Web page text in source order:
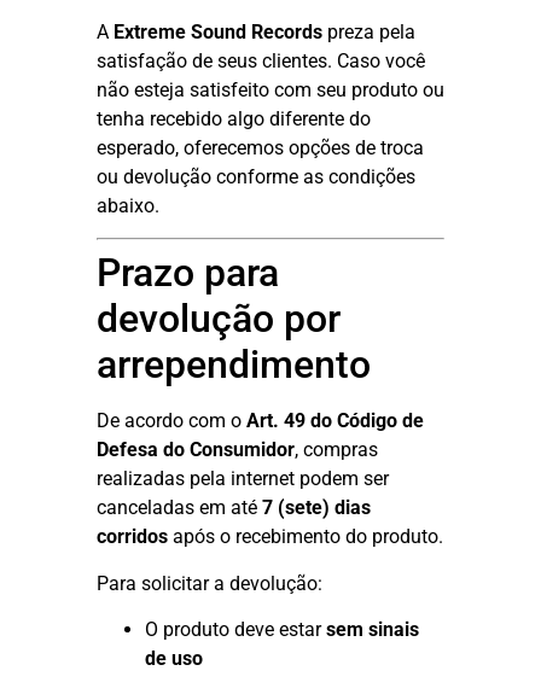
A Extreme Sound Records preza pela
satisfação de seus clientes. Caso você
não esteja satisfeito com seu produto ou
tenha recebido algo diferente do
esperado, oferecemos opções de troca
ou devolução conforme as condições
abaixo.
Prazo para
devolução por
arrependimento
De acordo com o Art. 49 do Código de
Defesa do Consumidor, compras
realizadas pela internet podem ser
canceladas em até 7 (sete) dias
corridos após o recebimento do produto.
Para solicitar a devolução:
O produto deve estarsem sinais
de uso